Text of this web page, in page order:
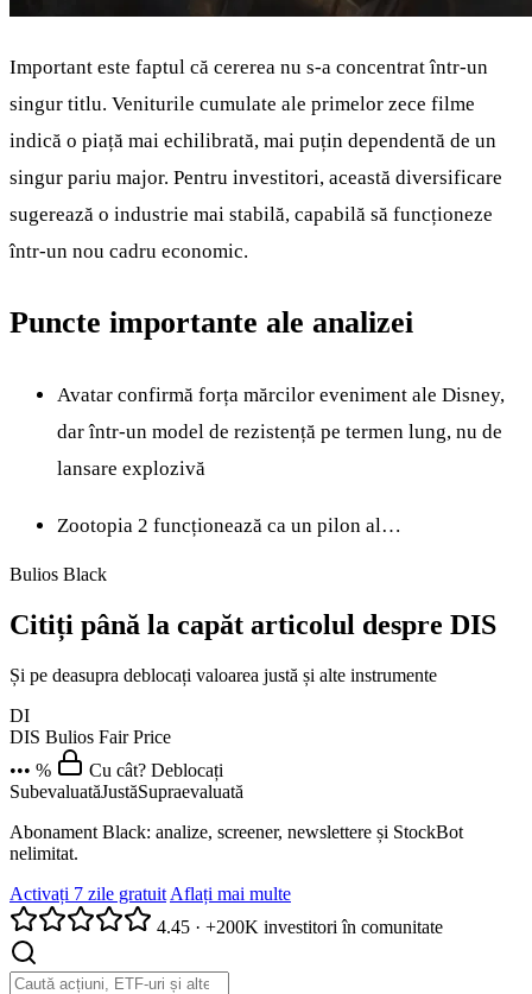
Important este faptul că cererea nu s-a concentrat într-un
singur titlu. Veniturile cumulate ale primelor zece filme
indică o piață mai echilibrată, mai puțin dependentă de un
singur pariu major. Pentru investitori, această diversificare
sugerează o industrie mai stabilă, capabilă să funcționeze
într-un nou cadru economic.
Puncte importante ale analizei
Avatar confirmă forța mărcilor eveniment ale Disney,
dar într-un model de rezistență pe termen lung, nu de
lansare explozivă
Zootopia 2 funcționează ca un pilon al…
Bulios Black
Citiți până la capăt articolul despre DIS
Și pe deasupra deblocați valoarea justă și alte instrumente
DI
DIS Bulios Fair Price
••• %
Cu cât? Deblocați
SubevaluatăJustăSupraevaluată
Abonament Black: analize, screener, newslettere și StockBot
nelimitat.
Activați 7 zile gratuit Aflați mai multe
4.45 · +200K investitori în comunitate